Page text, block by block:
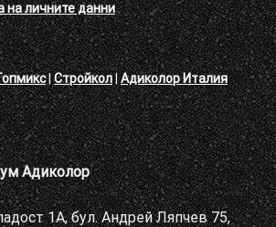
на личните данни
|Стройкол|Адиколор Италия
Адиколор
1А, бул. Андрей Ляпчев 75,